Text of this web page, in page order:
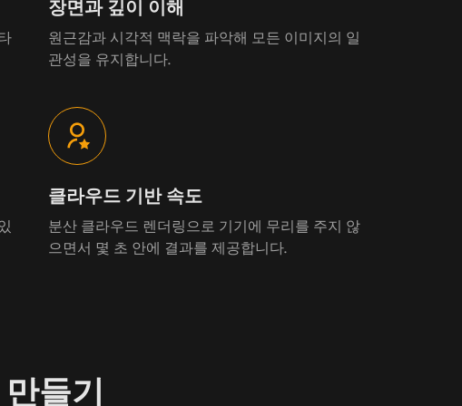
장면과 깊이 이해
원근감과 시각적 맥락을 파악해 모든 이미지의 일
관성을 유지합니다.
클라우드 기반 속도
분산 클라우드 렌더링으로 기기에 무리를 주지 않
으면서 몇 초 안에 결과를 제공합니다.
들기